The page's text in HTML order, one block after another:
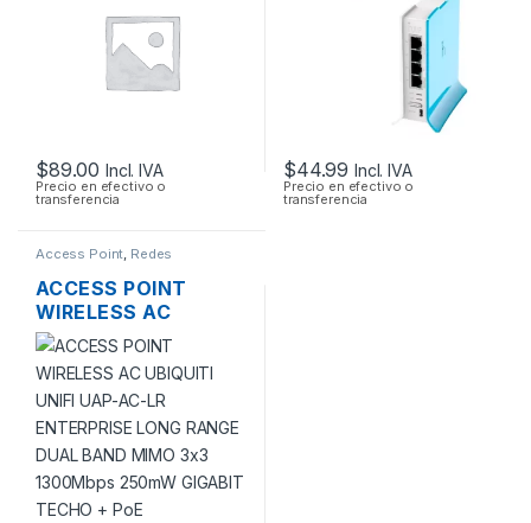
$89.00 Incl. IVA
Precio en efectivo o
transferencia
$44.99 Incl. IVA
Precio en efectivo o
transferencia
Access Point, Redes
ACCESS POINT
WIRELESS AC
UBIQUITI UNIFI UAP-
AC-LR ENTERPRISE
LONG RANGE DUAL
BAND MIMO 3×3
1300MBPS 250MW
GIGABIT TECHO +
POE